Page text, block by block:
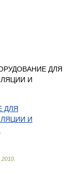
ДЛЯ
И
ДЛЯ
И
2010